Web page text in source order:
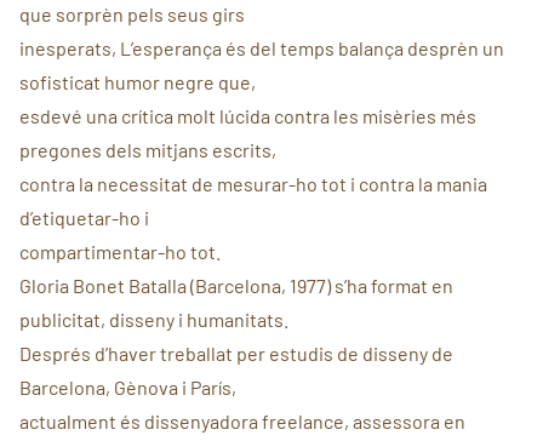
que sorprèn pels seus girs
inesperats, L’esperança és del temps balança desprèn un
sofisticat humor negre que,
esdevé una crítica molt lúcida contra les misèries més
pregones dels mitjans escrits,
contra la necessitat de mesurar-ho tot i contra la mania
d’etiquetar-ho i
compartimentar-ho tot.
Gloria Bonet Batalla (Barcelona, 1977) s’ha format en
publicitat, disseny i humanitats.
Després d’haver treballat per estudis de disseny de
Barcelona, Gènova i París,
actualment és dissenyadora freelance, assessora en